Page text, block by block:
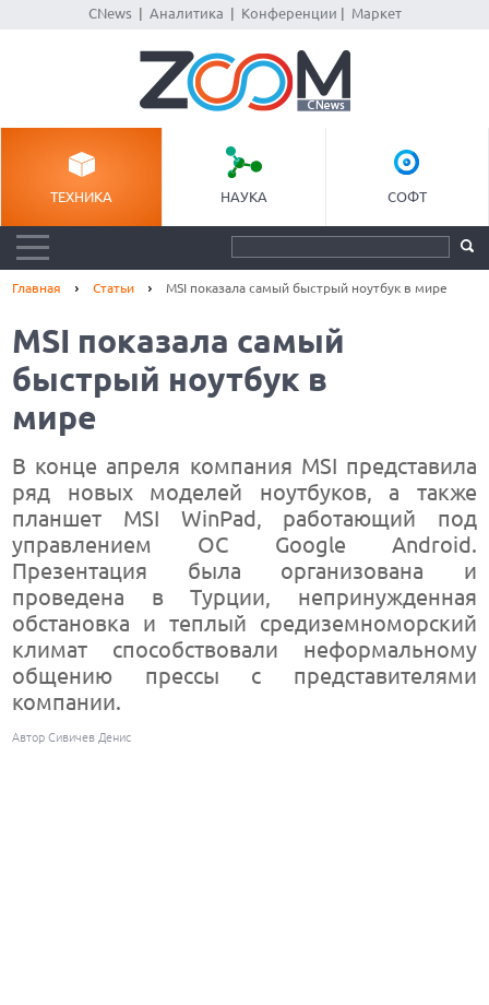
CNews| Аналитика Конференции Маркет
ТЕХНИКА НАУКА СОФТ
Главная Статьи MSI показала самый быстрый ноутбук в мире
MSI показала самый
быстрый ноутбук в
мире
В конце апреля компания MSI представила
ряд новых моделей ноутбуков, а также
планшет MSI WinPad, работающий под
управлением ОС Google Android.
Презентация была организована и
проведена в Турции, непринужденная
обстановка и теплый средиземноморский
климат способствовали неформальному
общению прессы с представителями
компании.
Автор Сивичев Денис